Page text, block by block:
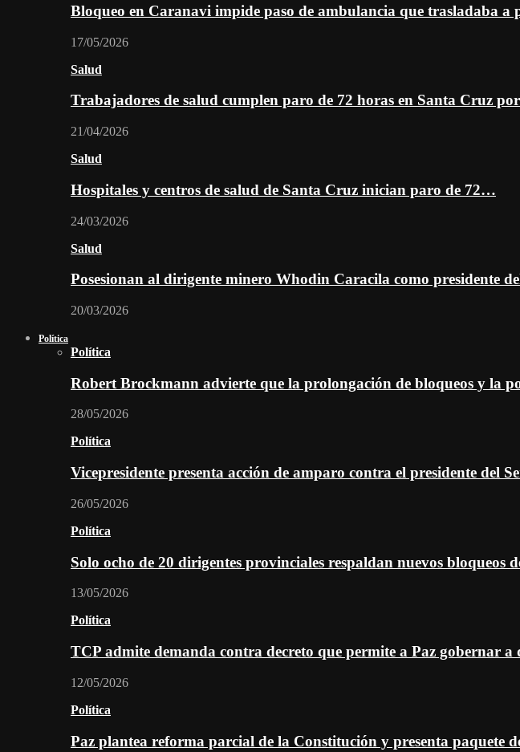
Bloqueo en Caranavi impide paso de ambulancia que trasladaba a
17/05/2026
Salud
Trabajadores de salud cumplen paro de 72 horas en Santa Cruz
21/04/2026
Salud
Hospitales y centros de salud de Santa Cruz inician paro de 72…
24/03/2026
Salud
Posesionan al dirigente minero Whodin Caracila como presidente
20/03/2026
Política
Política
Robert Brockmann advierte que la prolongación de bloqueos y la
28/05/2026
Política
Vicepresidente presenta acción de amparo contra el presidente del
26/05/2026
Política
Solo ocho de 20 dirigentes provinciales respaldan nuevos bloqueos
13/05/2026
Política
TCP admite demanda contra decreto que permite a Paz gobernar a
12/05/2026
Política
Paz plantea reforma parcial de la Constitución y presenta paquete